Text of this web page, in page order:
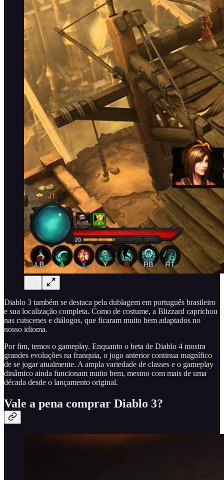
Diablo 3 também se destaca pela dublagem em português brasileiro
e sua localização completa. Como de costume, a Blizzard caprichou
nas cutscenes e diálogos, que ficaram muito bem adaptados no
nosso idioma.
Por fim, temos o gameplay. Enquanto o beta de Diablo 4 mostra
grandes evoluções na franquia, o jogo anterior continua magnífico
de se jogar atualmente. A ampla variedade de classes e o gameplay
dinâmico ainda funcionam muito bem, mesmo com mais de uma
década desde o lançamento original.
Vale a pena comprar Diablo 3?